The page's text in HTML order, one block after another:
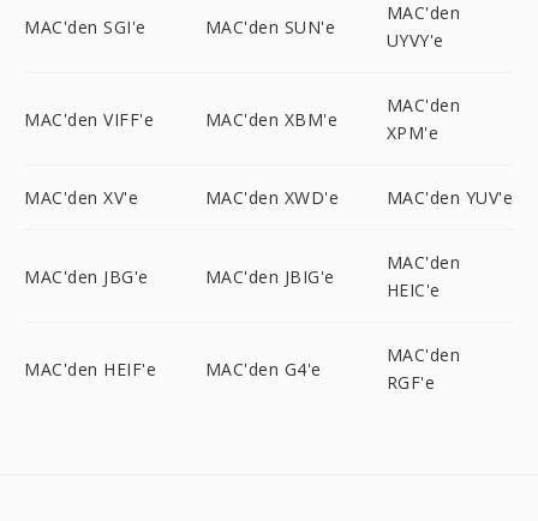
MAC'den SGI'e MAC'den SUN'e
MAC'den
UYVY'e
MAC'den VIFF'e MAC'den XBM'e
MAC'den
XPM'e
MAC'den XV'e MAC'den XWD'e MAC'den YUV'e
MAC'den JBG'e MAC'den JBIG'e
MAC'den
HEIC'e
MAC'den HEIF'e MAC'den G4'e
MAC'den
RGF'e